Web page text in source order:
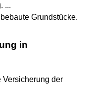
...
Grundstücke.
in
Versicherung der